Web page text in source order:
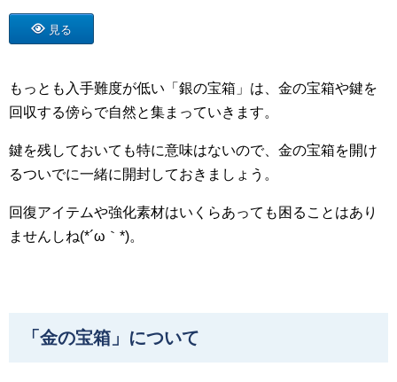
見る
もっとも入手難度が低い「銀の宝箱」は、金の宝箱や鍵を
回収する傍らで自然と集まっていきます。
鍵を残しておいても特に意味はないので、金の宝箱を開け
るついでに一緒に開封しておきましょう。
回復アイテムや強化素材はいくらあっても困ることはあり
ませんしね(*´ω｀*)。
「金の宝箱」について